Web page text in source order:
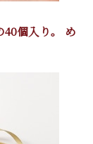
個入り。 め